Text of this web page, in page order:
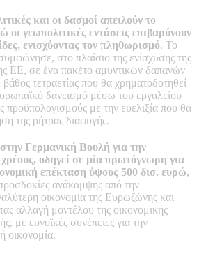
και οι δασμοί απειλούν το
οι γεωπολιτικές εντάσεις επιβαρύνουν
ενισχύοντας τον πληθωρισμό. Το
στο πλαίσιο της ενίσχυσης της
ΕΕ, σε ένα πακέτο αμυντικών δαπανών
τετραετίας που θα χρηματοδοτηθεί
δανεισμό μέσω του εργαλείου
προϋπολογισμούς με την ευελιξία που θα
της ρήτρας διαφυγής.
Γερμανική Βουλή για την
οδηγεί σε μία πρωτόγνωρη για
επέκταση ύψους 500 δισ. ευρώ,
ανάκαμψης από την
οικονομία της Ευρωζώνης και
αλλαγή μοντέλου της οικονομικής
με ευνοϊκές συνέπειες για την
οικονομία.